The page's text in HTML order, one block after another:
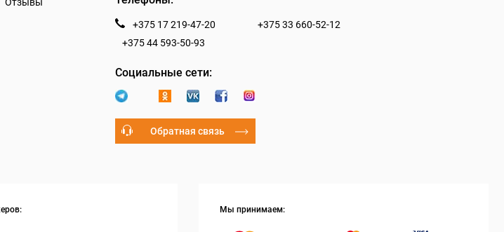
+375 17 219-47-20
+375 33 660-52-12
+375 44 593-50-93
Социальные сети:
Обратная связь
Мы принимаем: